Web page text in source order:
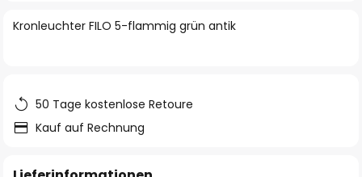
Kronleuchter FILO 5-flammig grün antik
50 Tage kostenlose Retoure
Kauf auf Rechnung